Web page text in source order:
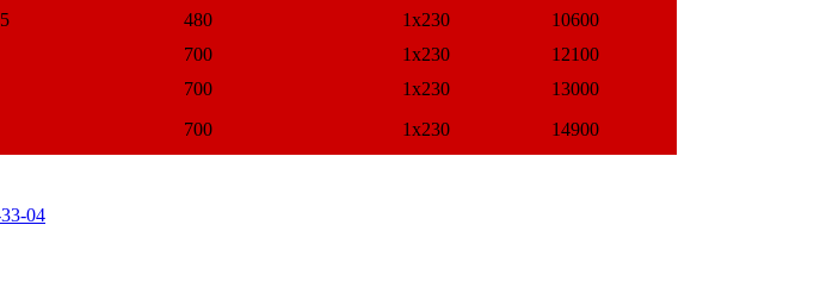
480 1х230
10600
700 1х230
12100
700 1х230
13000
700 1х230 14900